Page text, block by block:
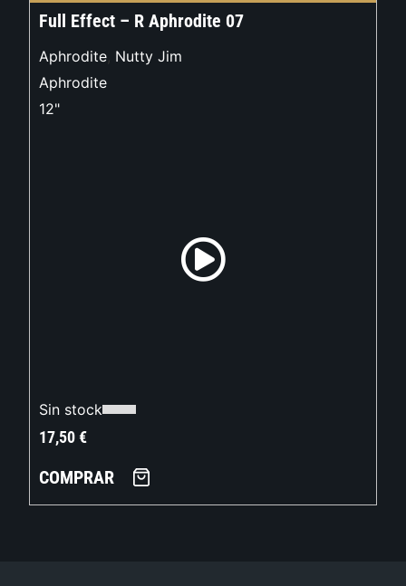
Full Effect – R Aphrodite 07
Aphrodite, Nutty Jim
Aphrodite
12"
Sin stock
17,50€
COMPRAR